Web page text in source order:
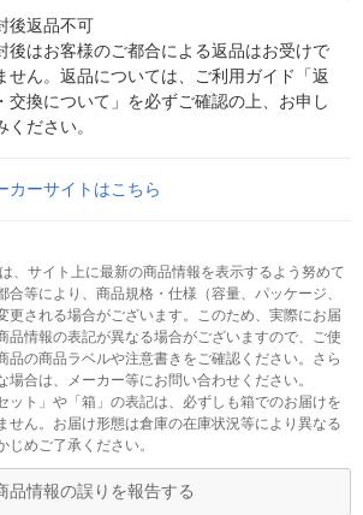
後返品不可
後はお客様のご都合による返品はお受けで
せん。返品については、ご利用ガイド「返
交換について」を必ずご確認の上、お申し
ください。
カーサイトはこちら
、サイト上に最新の商品情報を表示するよう努めて
合等により、商品規格・仕様（容量、パッケージ、
更される場合がございます。このため、実際にお届
品情報の表記が異なる場合がございますので、ご使
品の商品ラベルや注意書きをご確認ください。さら
場合は、メーカー等にお問い合わせください。
ット」や「箱」の表記は、必ずしも箱でのお届けを
せん。お届け形態は倉庫の在庫状況等により異なる
めご了承ください。
品情報の誤りを報告する